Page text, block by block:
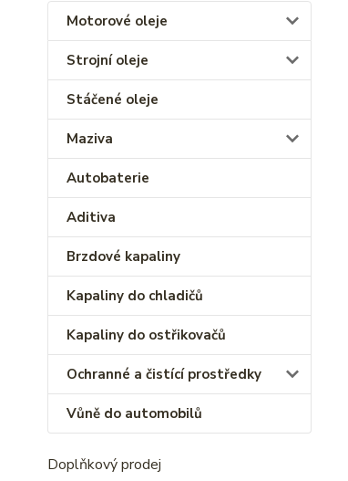
Motorové oleje
Strojní oleje
Stáčené oleje
Maziva
Autobaterie
Aditiva
Brzdové kapaliny
Kapaliny do chladičů
Kapaliny do ostřikovačů
Ochranné a čistící prostředky
Vůně do automobilů
Doplňkový prodej